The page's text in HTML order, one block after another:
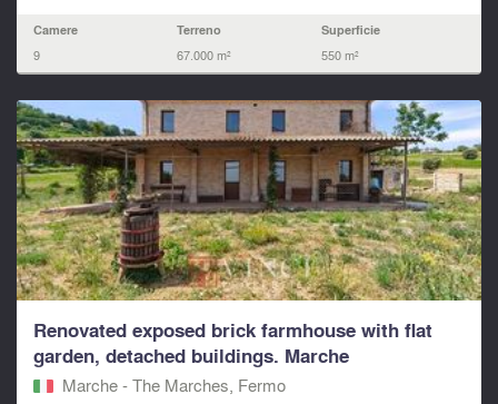
Camere
9
Terreno
67.000 m²
Superficie
550 m²
Renovated exposed brick farmhouse with flat
garden, detached buildings. Marche
Marche - The Marches, Fermo‎